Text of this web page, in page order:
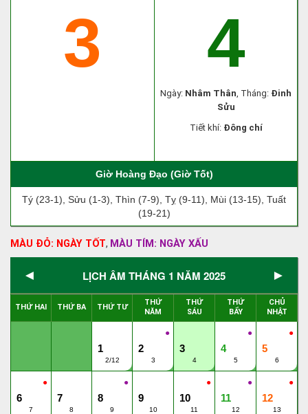
3 4
Ngày: Nhâm Thân, Tháng: Đinh
Sửu
Tiết khí: Đông chí
Giờ Hoàng Đạo (Giờ Tốt)
Tý (23-1), Sửu (1-3), Thìn (7-9), Tỵ (9-11), Mùi (13-15), Tuất
(19-21)
MÀU ĐỎ: NGÀY TỐT, MÀU TÍM: NGÀY XẤU
◄ LỊCH ÂM THÁNG 1 NĂM 2025 ►
THỨ HAI THỨ BA THỨ TƯ
THỨ
NĂM
THỨ
SÁU
THỨ
BẨY
CHỦ
NHẬT
1
2/12
●
2
3
3
4
●
4
5
●
5
6
●
6
7
7
8
●
8
9
9
10
●
10
11
●
11
12
●
12
13